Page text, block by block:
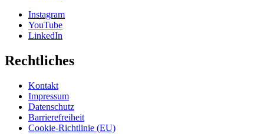
Instagram
YouTube
LinkedIn
Rechtliches
Kontakt
Impressum
Datenschutz
Barrierefreiheit
Cookie-Richtlinie (EU)